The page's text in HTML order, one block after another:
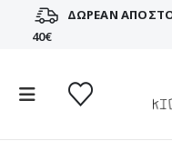
ΔΩΡΕΑΝ
40€